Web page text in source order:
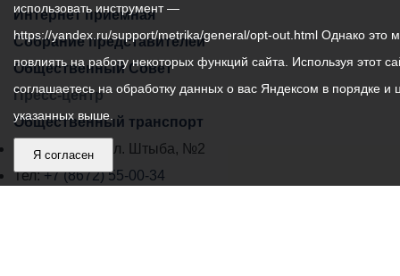
Интернет приемная
Собрание представителей
Общественный Совет
Пресс-центр
Общественный транспорт
Владикавказ, пл. Штыба, №2
Тел:+7 (8672) 55-00-34
использовать инструмент —
https://yandex.ru/support/metrika/general/opt-out.html Однако это
повлиять на работу некоторых функций сайта. Используя этот
соглашаетесь на обработку данных о вас Яндексом в порядке и
указанных выше.
Я согласен